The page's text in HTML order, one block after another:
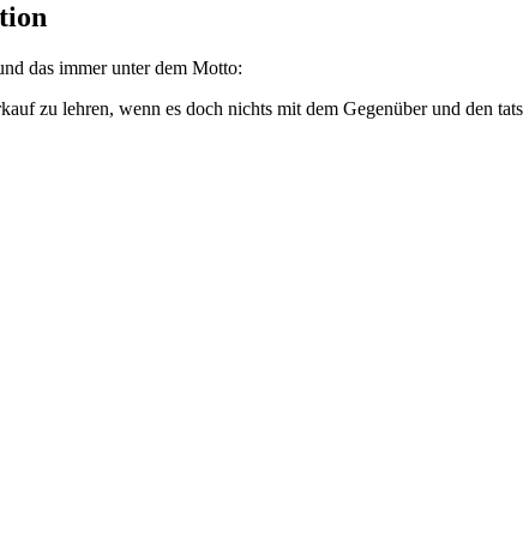
das immer unter dem Motto:
zu lehren, wenn es doch nichts mit dem Gegenüber und den